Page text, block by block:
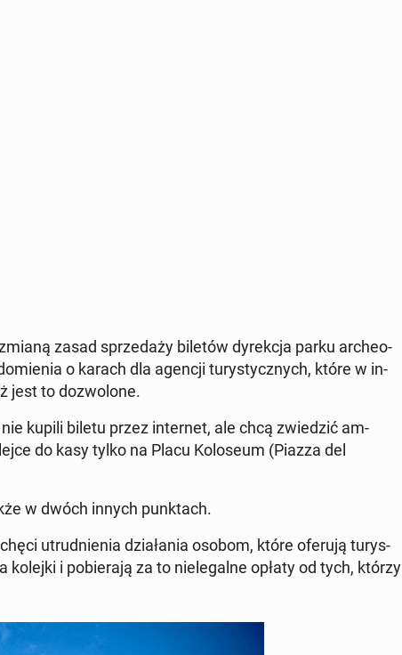
zasad sprzedaży biletów dyrekc­ja parku arche­o­
o karach dla agencji tu­rysty­cznych, które w in­
jest to doz­wolone.
kupili biletu przez in­ter­net, ale chcą zwiedz­ić am­
do kasy tylko na Placu Kolo­se­um (Piazza del
w dwóch innych punk­tach.
utrud­nienia dzi­ała­nia osobom, które oferują tu­rys­
i po­bier­a­ją za to niele­galne opłaty od tych, którzy